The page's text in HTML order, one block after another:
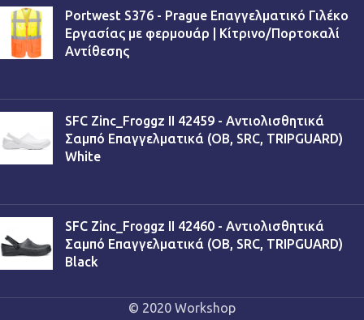
Portwest S376 - Prague Επαγγελματικό Γιλέκο
Εργασίας με φερμουάρ | Κίτρινο/Πορτοκαλί
Αντίθεσης
SFC Zinc_Froggz II 42459 - Αντιολισθητικά
Σαμπό Επαγγελματικά (OB, SRC, TRIPGUARD)
White
SFC Zinc_Froggz II 42460 - Αντιολισθητικά
Σαμπό Επαγγελματικά (OB, SRC, TRIPGUARD)
Black
© 2020 Workshop